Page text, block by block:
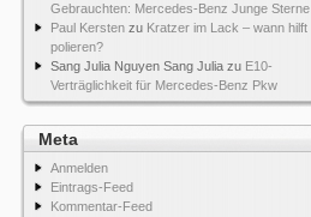
Gebrauchten: Mercedes-Benz Junge Sterne
Paul Kersten zu Kratzer im Lack – wann hilft
polieren?
Sang Julia Nguyen Sang Julia zu E10-
Verträglichkeit für Mercedes-Benz Pkw
Meta
Anmelden
Eintrags-Feed
Kommentar-Feed